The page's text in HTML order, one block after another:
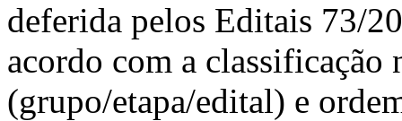
deferida pelos Editais 73/
acordo com a classificação
(grupo/etapa/edital) e